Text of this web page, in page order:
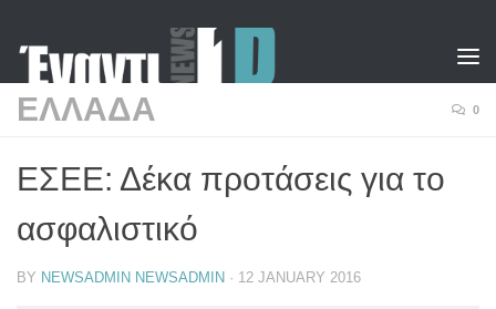
ΕΛΛΑΔΑ 0
ΕΣΕΕ: Δέκα προτάσεις για το
ασφαλιστικό
BY NEWSADMIN NEWSADMIN · 12 JANUARY 2016